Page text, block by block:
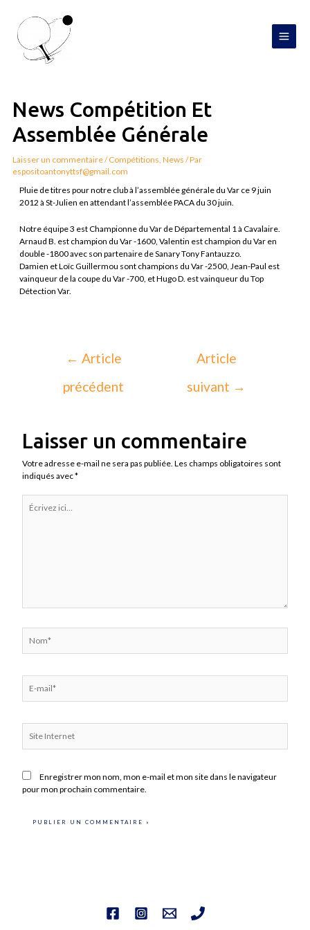
contenu
News Compétition Et
Assemblée Générale
Laisser un commentaire/Compétitions,News / Par
espositoantonyttsf@gmail.com
Pluie de titres pour notre club à l’assemblée générale du Var ce 9 juin
2012 à St-Julien en attendant l’assemblée PACA du 30 juin.
Notre équipe 3 est Championne du Var de Départemental 1 à Cavalaire.
Arnaud B. est champion du Var -1600, Valentin est champion du Var en
double -1800 avec son partenaire de Sanary Tony Fantauzzo.
Damien et Loïc Guillermou sont champions du Var -2500, Jean-Paul est
vainqueur de la coupe du Var -700, et Hugo D. est vainqueur du Top
Détection Var.
← Article
précédent
Article
suivant →
Laisser un commentaire
Votre adresse e-mail ne sera pas publiée. Les champs obligatoires sont
indiqués avec*
ici…
mail*
Internet
Enregistrer mon nom, mon e-mail et mon site dans le navigateur
pour mon prochain commentaire.